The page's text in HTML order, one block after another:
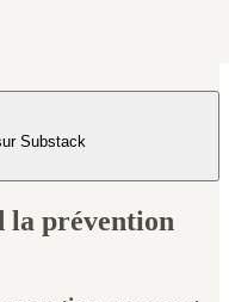
Substack
la prévention